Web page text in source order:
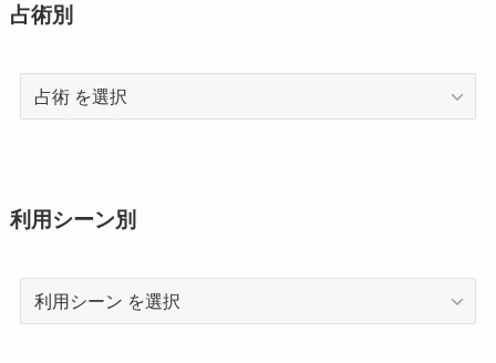
占術別
術
利用シーン別
利
用